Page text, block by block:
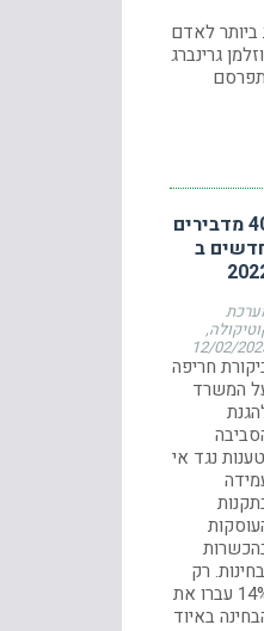
לאדם
גרינברג
40 מדבירים
ב
12/02/
חריפה
המשרד
נגד אי
רק
14% עברו את
באיוד